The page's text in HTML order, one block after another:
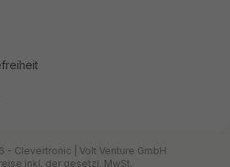
- Clevertronic | Volt Venture GmbH
inkl. der gesetzl. MwSt.